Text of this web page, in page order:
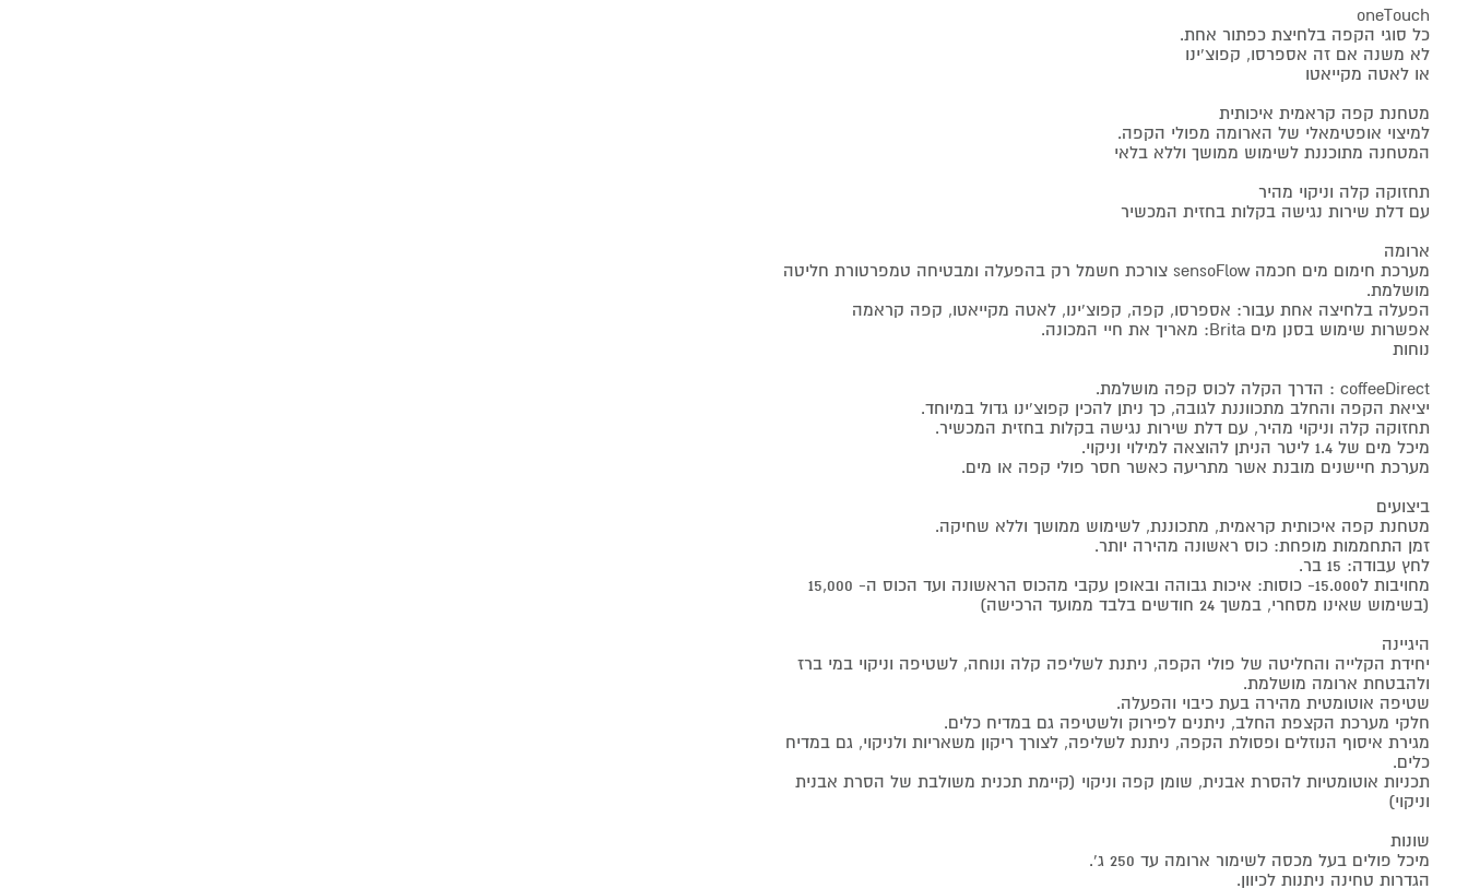
oneTouch
כל סוגי הקפה בלחיצת כפתור אחת.
לא משנה אם זה אספרסו, קפוצ'ינו
או לאטה מקייאטו
מטחנת קפה קראמית איכותית
למיצוי אופטימאלי של הארומה מפולי הקפה.
המטחנה מתוכננת לשימוש ממושך וללא בלאי
תחזוקה קלה וניקוי מהיר
עם דלת שירות נגישה בקלות בחזית המכשיר
ארומה
מערכת חימום מים חכמה sensoFlow צורכת חשמל רק בהפעלה ומבטיחה טמפרטורת חליטה
מושלמת.
הפעלה בלחיצה אחת עבור: אספרסו, קפה, קפוצ'ינו, לאטה מקייאטו, קפה קראמה
אפשרות שימוש בסנן מים Brita: מאריך את חיי המכונה.
נוחות
coffeeDirect : הדרך הקלה לכוס קפה מושלמת.
יציאת הקפה והחלב מתכווננת לגובה, כך ניתן להכין קפוצ'ינו גדול במיוחד.
תחזוקה קלה וניקוי מהיר, עם דלת שירות נגישה בקלות בחזית המכשיר.
מיכל מים של 1.4 ליטר הניתן להוצאה למילוי וניקוי.
מערכת חיישנים מובנת אשר מתריעה כאשר חסר פולי קפה או מים.
ביצועים
מטחנת קפה איכותית קראמית, מתכוננת, לשימוש ממושך וללא שחיקה.
זמן התחממות מופחת: כוס ראשונה מהירה יותר.
לחץ עבודה: 15 בר.
מחויבות ל15.000- כוסות: איכות גבוהה ובאופן עקבי מהכוס הראשונה ועד הכוס ה- 15,000
(בשימוש שאינו מסחרי, במשך 24 חודשים בלבד ממועד הרכישה)
היגיינה
יחידת הקלייה והחליטה של פולי הקפה, ניתנת לשליפה קלה ונוחה, לשטיפה וניקוי במי ברז
ולהבטחת ארומה מושלמת.
שטיפה אוטומטית מהירה בעת כיבוי והפעלה.
חלקי מערכת הקצפת החלב, ניתנים לפירוק ולשטיפה גם במדיח כלים.
מגירת איסוף הנוזלים ופסולת הקפה, ניתנת לשליפה, לצורך ריקון משאריות ולניקוי, גם במדיח
כלים.
תכניות אוטומטיות להסרת אבנית, שומן קפה וניקוי (קיימת תכנית משולבת של הסרת אבנית
וניקוי)
שונות
מיכל פולים בעל מכסה לשימור ארומה עד 250 ג'.
הגדרות טחינה ניתנות לכיוון.